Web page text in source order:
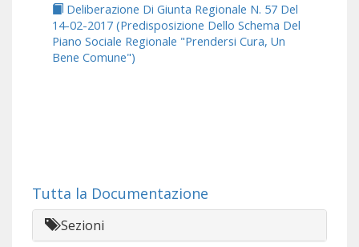
Deliberazione Di Giunta Regionale N. 57 Del
14-02-2017 (Predisposizione Dello Schema Del
Piano Sociale Regionale "Prendersi Cura, Un
Bene Comune")
Tutta la Documentazione
Sezioni